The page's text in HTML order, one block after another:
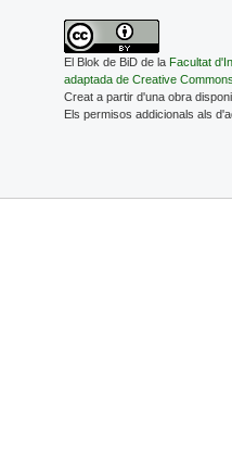
El Blok de BiD de la Facultat
adaptada de Creative
Creat a partir d'una obra
Els permisos addicionals als